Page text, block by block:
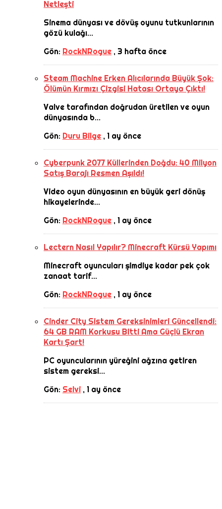
Netleşti
Sinema dünyası ve dövüş oyunu tutkunlarının
gözü kulağı...
Gön: RockNRogue , 3 hafta önce
Steam Machine Erken Alıcılarında Büyük Şok:
Ölümün Kırmızı Çizgisi Hatası Ortaya Çıktı!
Valve tarafından doğrudan üretilen ve oyun
dünyasında b...
Gön: Duru Bilge ,1 ay önce
Cyberpunk 2077 Küllerinden Doğdu: 40 Milyon
Satış Barajı Resmen Aşıldı!
Video oyun dünyasının en büyük geri dönüş
hikayelerinde...
Gön: RockNRogue ,1 ay önce
Lectern Nasıl Yapılır? Minecraft Kürsü Yapımı
Minecraft oyuncuları şimdiye kadar pek çok
zanaat tarif...
Gön: RockNRogue ,1 ay önce
Cinder City Sistem Gereksinimleri Güncellendi:
64 GB RAM Korkusu Bitti Ama Güçlü Ekran
Kartı Şart!
PC oyuncularının yüreğini ağzına getiren
sistem gereksi...
Gön: Selvi ,1 ay önce